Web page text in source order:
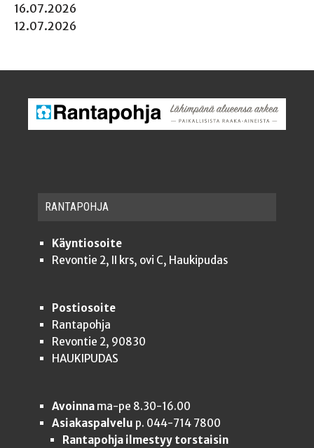
16.07.2026
12.07.2026
RAN­TA­POH­JA
Käyntiosoite
Revontie 2, II krs, ovi C, Haukipudas
Postiosoite
Rantapohja
Revontie 2, 90830
HAUKIPUDAS
Avoinnama-pe 8.30-16.00
Asiakaspalvelu p. 044-714 7800
Rantapohja ilmestyy torstaisin